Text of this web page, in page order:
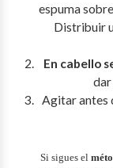
espuma
Distribuir
En cabello
Agitar antes
Si sigues el